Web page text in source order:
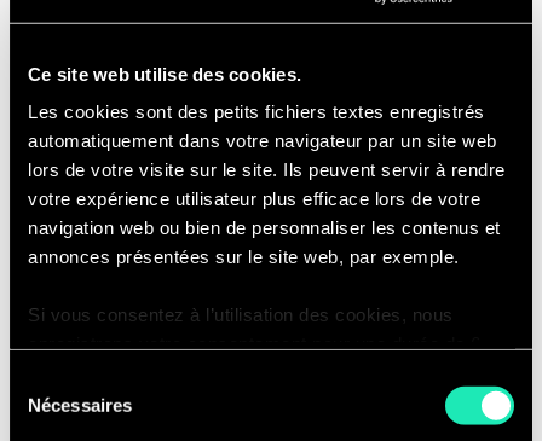
Ce site web utilise des cookies.
Les cookies sont des petits fichiers textes enregistrés
automatiquement dans votre navigateur par un site web
lors de votre visite sur le site. Ils peuvent servir à rendre
votre expérience utilisateur plus efficace lors de votre
navigation web ou bien de personnaliser les contenus et
annonces présentées sur le site web, par exemple.
Si vous consentez à l’utilisation des cookies, nous
consentir à cette utilisation à nouveau. Si vous ne
Nécessaires
Podcasts
Écoutez nos experts discuter avec d'autres experts du secteur et
découvrez des podcasts créés en interne.
Ecouter nos podcasts